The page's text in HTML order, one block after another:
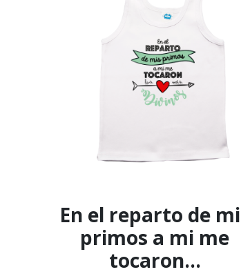
En el reparto de
primos a mi me
tocaron...